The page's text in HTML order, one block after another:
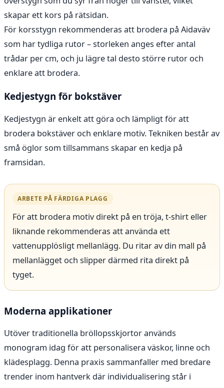
skapar ett kors på rätsidan.
För korsstygn rekommenderas att brodera på Aidaväv
som har tydliga rutor – storleken anges efter antal
trådar per cm, och ju lägre tal desto större rutor och
enklare att brodera.
Kedjestygn för bokstäver
Kedjestygn är enkelt att göra och lämpligt för att
brodera bokstäver och enklare motiv. Tekniken består av
små öglor som tillsammans skapar en kedja på
framsidan.
ARBETE PÅ FÄRDIGA PLAGG
För att brodera motiv direkt på en tröja, t-shirt eller
liknande rekommenderas att använda ett
vattenupplösligt mellanlägg. Du ritar av din mall på
mellanlägget och slipper därmed rita direkt på
tyget.
Moderna applikationer
Utöver traditionella bröllopsskjortor används
monogram idag för att personalisera väskor, linne och
klädesplagg. Denna praxis sammanfaller med bredare
trender inom hantverk där individualisering står i